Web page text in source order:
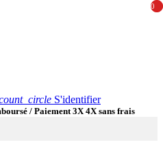
S'identifier
/ Paiement 3X 4X sans frais
0
0